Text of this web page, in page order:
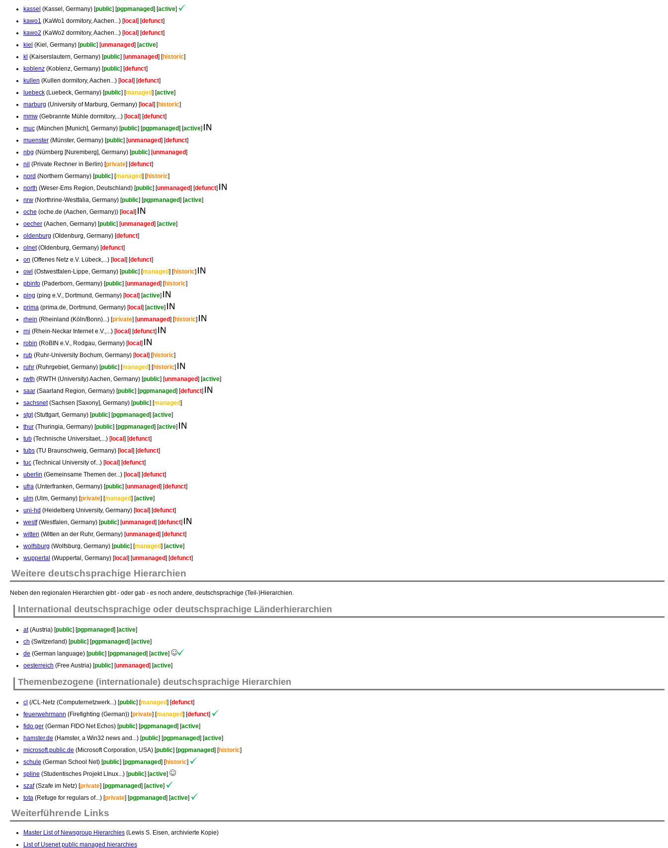
kassel (Kassel, Germany) [public] [pgpmanaged] [active]
kawo1 (KaWo1 dormitory, Aachen...) [local ] [defunct]
kawo2 (KaWo2 dormitory, Aachen...) [local ] [defunct]
kiel (Kiel, Germany) [public] [unmanaged] [active]
kl (Kaiserslautern, Germany) [public] [unmanaged] [historic]
koblenz(Koblenz, Germany) [public] [defunct]
kullen (Kullen dormitory, Aachen...) [local ] [defunct]
luebeck(Luebeck, Germany) [public] [managed] [active]
marburg (University of Marburg, Germany) [local ] [historic]
mmw(Gebrannte Mühle dormitory,...) [local ] [defunct]
muc(München [Munich], Germany) [public] [pgpmanaged] [active]
muenster(Münster, Germany) [public] [unmanaged] [defunct]
nbg (Nürnberg [Nuremberg], Germany) [public] [unmanaged]
nil (Private Rechner in Berlin) [private] [defunct]
nord (Northern Germany) [public] [managed] [historic]
north (Weser-Ems Region, Deutschland) [public] [unmanaged] [defunct]
nrw(Northrine-Westfalia, Germany) [public] [pgpmanaged] [active]
oche (oche.de (Aachen, Germany)) [local ]
oecher(Aachen, Germany) [public] [unmanaged] [active]
oldenburg (Oldenburg, Germany) [defunct]
olnet(Oldenburg, Germany) [defunct]
on (Offenes Netz e.V. Lübeck,...) [local ] [defunct]
owl (Ostwestfalen-Lippe, Germany) [public] [managed] [historic]
pbinfo(Paderborn, Germany) [public] [unmanaged] [historic]
ping (ping e.V., Dortmund, Germany) [local ] [active]
prima(prima.de, Dortmund, Germany) [local ] [active]
rhein (Rheinland (Köln/Bonn)...) [private] [unmanaged] [historic]
rni (Rhein-Neckar Internet e.V.,...) [local ] [defunct]
robin (RoBIN e.V., Rodgau, Germany) [local ]
rub(Ruhr-University Bochum, Germany) [local ] [historic]
ruhr(Ruhrgebiet, Germany) [public] [managed] [historic]
rwth (RWTH (University) Aachen, Germany) [public] [unmanaged] [active]
saar(Saarland Region, Germany) [public] [pgpmanaged] [defunct]
sachsnet(Sachsen [Saxony], Germany) [public] [managed]
stgt(Stuttgart, Germany) [public] [pgpmanaged] [active]
thur(Thuringia, Germany) [public] [pgpmanaged] [active]
tub(Technische Universitaet,...) [local ] [defunct]
tubs(TU Braunschweig, Germany) [local ] [defunct]
tuc(Technical University of...) [local ] [defunct]
uberlin (Gemeinsame Themen der...) [local ] [defunct]
ufra(Unterfranken, Germany) [public] [unmanaged] [defunct]
ulm(Ulm, Germany) [private] [managed] [active]
uni-hd (Heidelberg University, Germany) [local ] [defunct]
westf(Westfalen, Germany) [public] [unmanaged] [defunct]
witten (Witten an der Ruhr, Germany) [unmanaged] [defunct]
wolfsburg (Wolfsburg, Germany) [public] [managed] [active]
wuppertal (Wuppertal, Germany) [local ] [unmanaged] [defunct]
Weitere deutschsprachige Hierarchien
Neben den regionalen Hierarchien gibt - oder gab - es noch andere, deutschsprachige (Teil-)Hierarchien.
International deutschsprachige oder deutschsprachige Länderhierarchien
at(Austria) [public] [pgpmanaged] [active]
ch (Switzerland) [public] [pgpmanaged] [active]
de (German language) [public] [pgpmanaged] [active]
oesterreich (Free Austria) [public] [unmanaged] [active]
Themenbezogene (internationale) deutschsprachige Hierarchien
cl (/CL-Netz (Computernetzwerk...) [public] [managed] [defunct]
feuerwehrmann (Firefighting (German)) [private] [managed] [defunct]
fido.ger(German FIDO Net Echos) [public] [pgpmanaged] [active]
hamster.de (Hamster, a Win32 news and...) [public] [pgpmanaged] [active]
microsoft.public.de (Microsoft Corporation, USA) [public] [pgpmanaged] [historic]
schule (German School Net) [public] [pgpmanaged] [historic]
spline (Studentisches Projekt LInux...) [public] [active]
szaf(Szafe im Netz) [private] [pgpmanaged] [active]
tota (Refuge for regulars of...) [private] [pgpmanaged] [active]
Weiterführende Links
Master List of Newsgroup Hierarchies(Lewis S. Eisen, archivierte Kopie)
List of Usenet public managed hierarchies